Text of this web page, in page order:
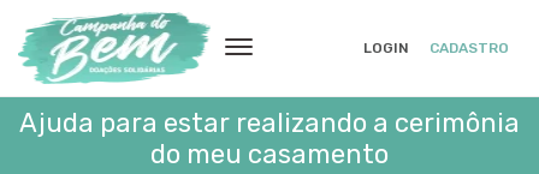
LOGIN CADASTRO
Ajuda para estar realizando a cerimônia
do meu casamento